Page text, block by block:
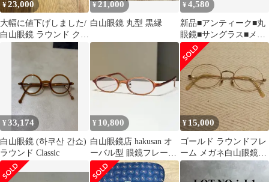
¥23,000
大幅に値下げしました/
白山眼鏡 ラウンド クラ
シック round classic
¥21,000
白山眼鏡 丸型 黒縁
¥4,580
新品■アンティーク■丸
眼鏡■サングラス■メガ
ネ■ラウンド■レトロ■
ゴールド
¥33,174
白山眼鏡 (하쿠산 간쇼)
ラウンド Classic
¥ 10,800
白山眼鏡店 hakusan オ
ーバル型 眼鏡フレーム
メガネ
¥ 15,000
ゴールド ラウンドフレ
ーム メガネ白山眼鏡生
産中止希少